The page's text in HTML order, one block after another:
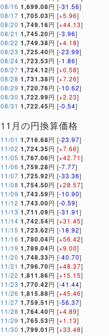
08/16 1,699.08円 [-31.56]
08/17 1,705.03円 [+5.96]
08/20 1,749.16円 [+44.13]
08/21 1,745.20円 [-3.96]
08/22 1,749.38円 [+4.18]
08/23 1,725.40円 [-23.99]
08/24 1,723.53円 [-1.86]
08/27 1,724.12円 [+0.58]
08/28 1,731.38円 [+7.26]
08/29 1,720.76円 [-10.62]
08/30 1,722.99円 [+2.23]
08/31 1,722.45円 [-0.54]
11月の円換算価格
11/01 1,716.68円 [-23.97]
11/02 1,724.35円 [+7.66]
11/05 1,767.06円 [+42.71]
11/06 1,759.28円 [-7.77]
11/07 1,725.92円 [-33.36]
11/08 1,754.50円 [+28.57]
11/09 1,743.59円 [-10.90]
11/12 1,743.00円 [-0.59]
11/13 1,711.09円 [-31.91]
11/14 1,742.54円 [+31.45]
11/15 1,723.62円 [-18.92]
11/16 1,780.04円 [+56.42]
11/19 1,789.04円 [+9.00]
11/20 1,748.33円 [-40.70]
11/21 1,796.70円 [+48.37]
11/22 1,811.86円 [+15.15]
11/23 1,770.42円 [-41.44]
11/26 1,815.88円 [+45.46]
11/27 1,759.51 円 [-56.37]
11/28 1,764.40円 [+4.89]
11/29 1,765.53円 [+1.13]
11/30 1,799.01 円 [+33.48]